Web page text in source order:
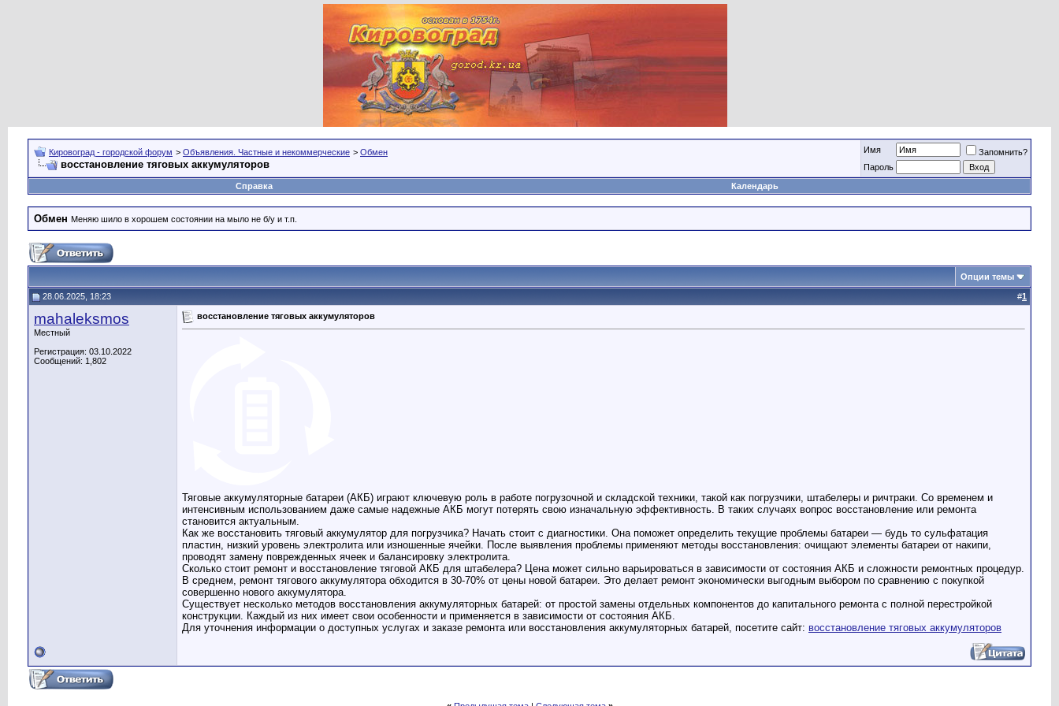
Кировоград - городской форум > Объявления. Частные и некоммерческие > Обмен
восстановление тяговых аккумуляторов
Имя
Запомнить?
Пароль
Справка
Календарь
Обмен Меняю шило в хорошем состоянии на мыло не б/у и т.п.
Опции темы
28.06.2025, 18:23 #1
mahaleksmos
Местный
Регистрация: 03.10.2022
Сообщений: 1,802
восстановление тяговых аккумуляторов
Тяговые аккумуляторные батареи (АКБ) играют ключевую роль в работе погрузочной и складской техники, такой как погрузчики, штабелеры и ричтраки. Со временем и
интенсивным использованием даже самые надежные АКБ могут потерять свою изначальную эффективность. В таких случаях вопрос восстановление или ремонта
становится актуальным.
Как же восстановить тяговый аккумулятор для погрузчика? Начать стоит с диагностики. Она поможет определить текущие проблемы батареи — будь то сульфатация
пластин, низкий уровень электролита или изношенные ячейки. После выявления проблемы применяют методы восстановления: очищают элементы батареи от накипи,
проводят замену поврежденных ячеек и балансировку электролита.
Сколько стоит ремонт и восстановление тяговой АКБ для штабелера? Цена может сильно варьироваться в зависимости от состояния АКБ и сложности ремонтных процедур.
В среднем, ремонт тягового аккумулятора обходится в 30-70% от цены новой батареи. Это делает ремонт экономически выгодным выбором по сравнению с покупкой
совершенно нового аккумулятора.
Существует несколько методов восстановления аккумуляторных батарей: от простой замены отдельных компонентов до капитального ремонта с полной перестройкой
конструкции. Каждый из них имеет свои особенности и применяется в зависимости от состояния АКБ.
Для уточнения информации о доступных услугах и заказе ремонта или восстановления аккумуляторных батарей, посетите сайт: восстановление тяговых аккумуляторов